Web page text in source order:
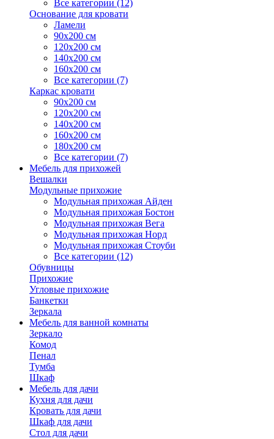
Все категории (12)
Основание для кровати
Ламели
90х200 см
120х200 см
140х200 см
160х200 см
Все категории (7)
Каркас кровати
90х200 см
120х200 см
140х200 см
160х200 см
180х200 см
Все категории (7)
Мебель для прихожей
Вешалки
Модульные прихожие
Модульная прихожая Айден
Модульная прихожая Бостон
Модульная прихожая Вега
Модульная прихожая Норд
Модульная прихожая Стоуби
Все категории (12)
Обувницы
Прихожие
Угловые прихожие
Банкетки
Зеркала
Мебель для ванной комнаты
Зеркало
Комод
Пенал
Тумба
Шкаф
Мебель для дачи
Кухня для дачи
Кровать для дачи
Шкаф для дачи
Стол для дачи